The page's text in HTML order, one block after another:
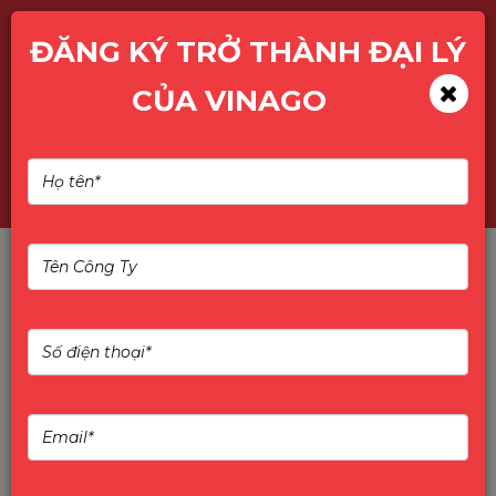
DDR RAM - MEMORY
ĐĂNG KÝ TRỞ THÀNH ĐẠI LÝ
CỦA VINAGO